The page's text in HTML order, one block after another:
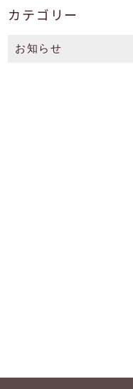
カテゴリー
お知らせ